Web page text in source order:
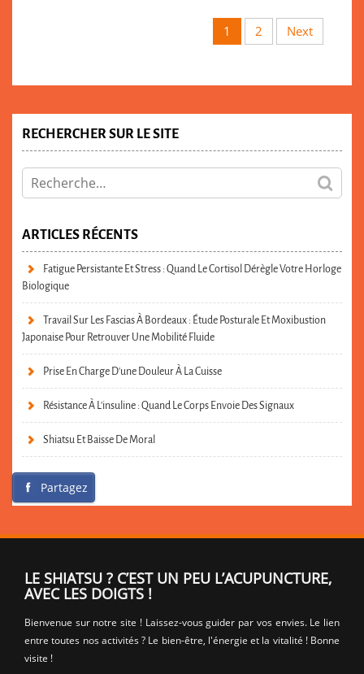
1 2 Next
RECHERCHER SUR LE SITE
ARTICLES RÉCENTS
Fatigue Persistante Et Stress : Quand Le Cortisol Dérègle Votre Horloge
Biologique
Travail Sur Les Fascias À Bordeaux : Étude Posturale Et Moxibustion
Japonaise Pour Retrouver Une Mobilité Fluide
Prise En Charge D’une Douleur À La Cuisse
Résistance À L’insuline : Quand Le Corps Envoie Des Signaux
Shiatsu Et Baisse De Moral
Partagez
LE SHIATSU ? C’EST UN PEU L’ACUPUNCTURE,
AVEC LES DOIGTS !
Bienvenue sur notre site ! Laissez-vous guider par vos envies. Le lien
entre toutes nos activités ? Le bien-être, l'énergie et la vitalité ! Bonne
visite !